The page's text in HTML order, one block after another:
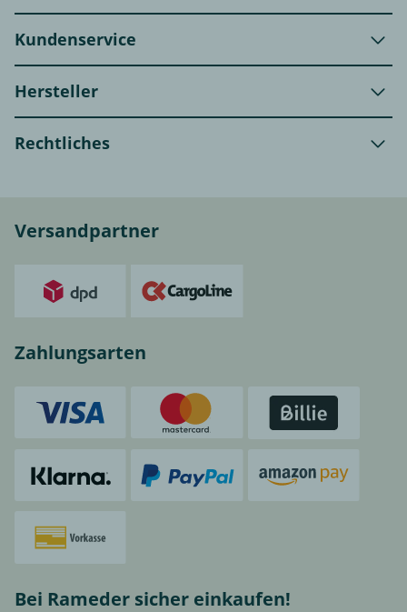
Kundenservice
Hersteller
Rechtliches
Versandpartner
Zahlungsarten
Bei Rameder sicher einkaufen!